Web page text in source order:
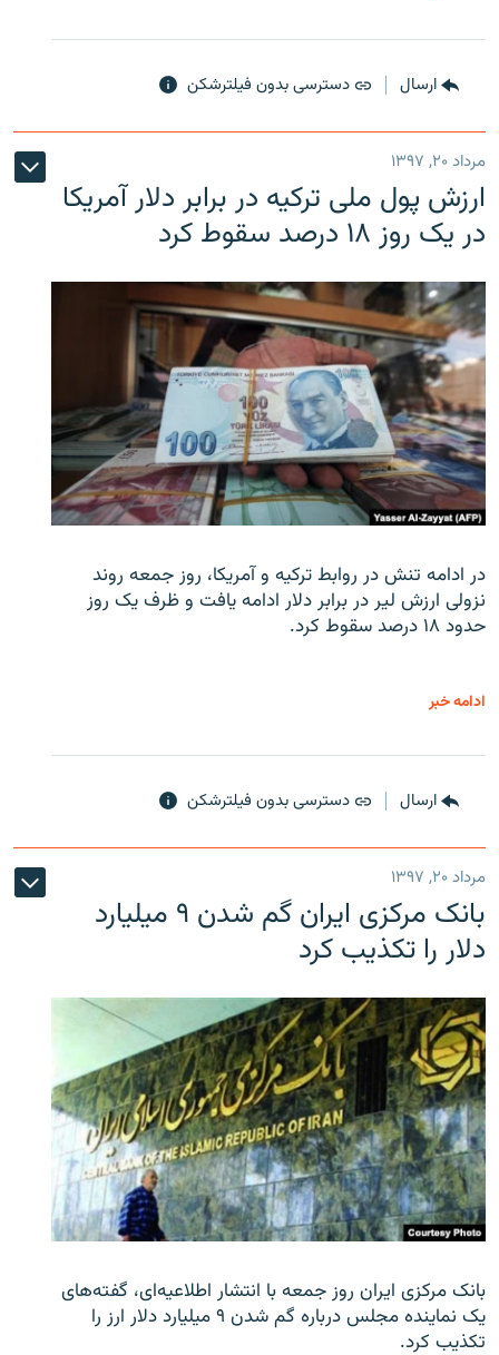
ارسال دسترسی بدون فیلترشکن
مرداد ۲۰, ۱۳۹۷
ارزش پول ملی ترکیه در برابر دلار آمریکا
در یک روز ۱۸ درصد سقوط کرد
در ادامه تنش در روابط ترکیه و آمریکا، روز جمعه روند
نزولی ارزش لیر در برابر دلار ادامه یافت و ظرف یک روز
حدود ۱۸ درصد سقوط کرد.
ادامه خبر
ارسال دسترسی بدون فیلترشکن
مرداد ۲۰, ۱۳۹۷
بانک مرکزی ایران گم شدن ۹ میلیارد
دلار را تکذیب کرد
بانک مرکزی ایران روز جمعه با انتشار اطلاعیه‌ای، گفته‌های
یک نماینده مجلس درباره گم شدن ۹ میلیارد دلار ارز را
تکذیب کرد.